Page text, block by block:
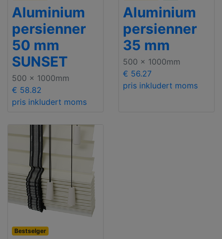
Aluminium
persienner
50 mm
SUNSET
500 x 1000mm
€ 58.82
pris inkludert moms
Aluminium
persienner
35 mm
500 x 1000mm
€ 56.27
pris inkludert moms
Bestselger